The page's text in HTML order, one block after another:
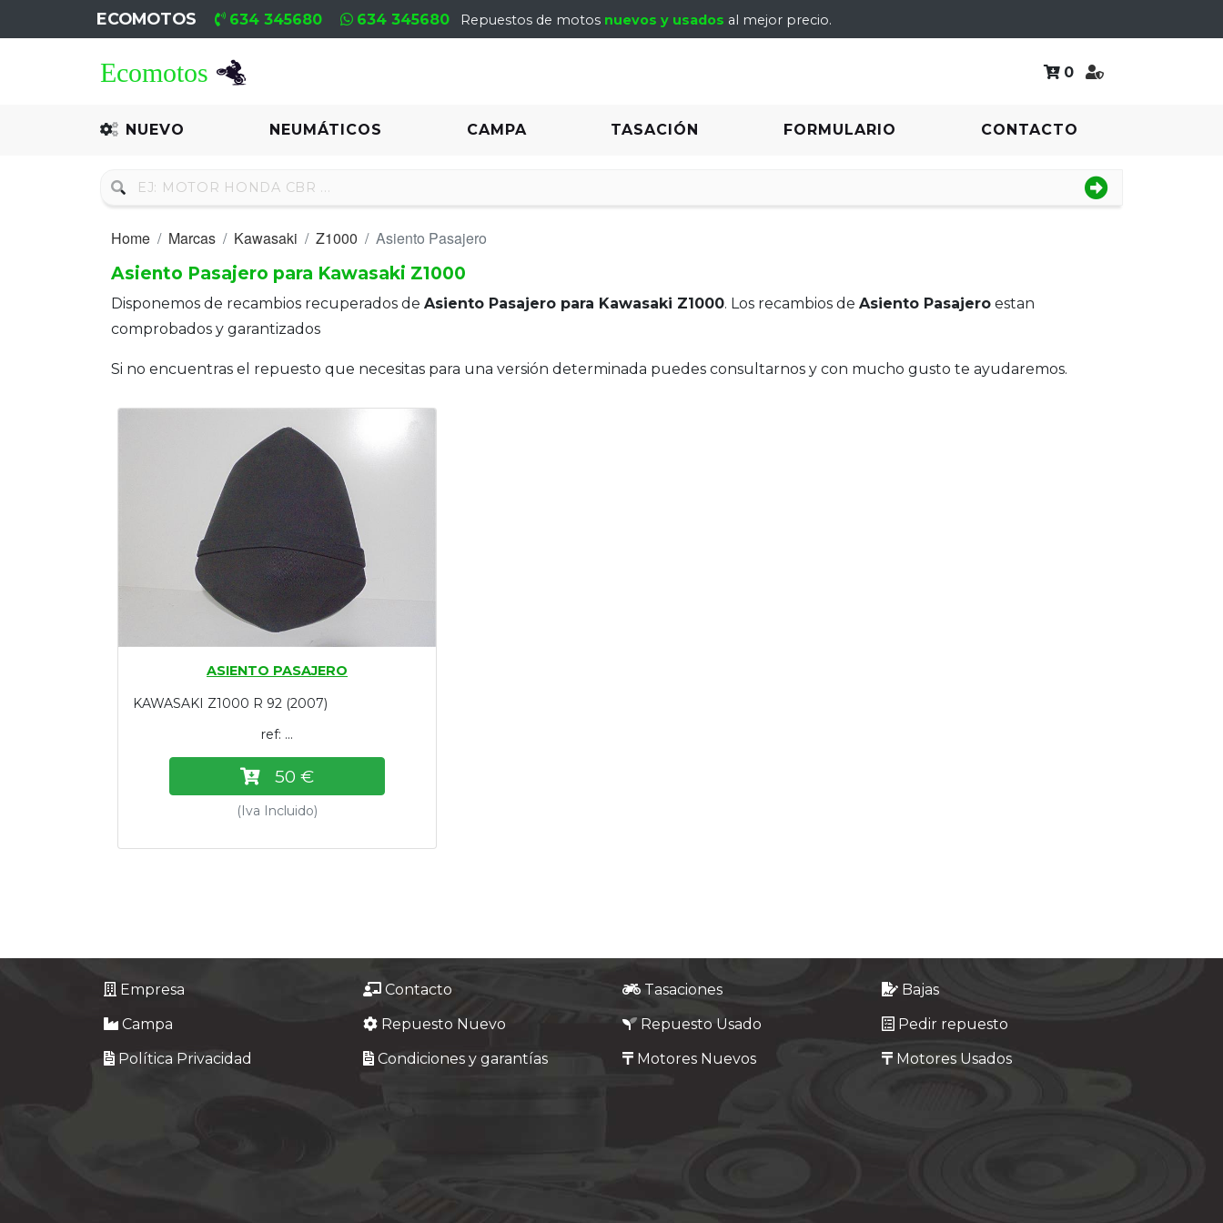
ECOMOTOS 634 345680 634 345680 Repuestos de motos nuevos y usados al mejor precio.
0
NUEVO NEUMÁTICOS CAMPA TASACIÓN FORMULARIO CONTACTO
Recambio
Neumáticos
Motores
Motores
Home Marcas Kawasaki Z1000
Asiento Pasajero
Asiento Pasajero para Kawasaki Z1000
Disponemos de recambios recuperados de Asiento Pasajero para Kawasaki Z1000. Los recambios de Asiento Pasajero estan
comprobados y garantizados
Si no encuentras el repuesto que necesitas para una versión determinada puedes consultarnos y con mucho gusto te ayudaremos.
ASIENTO PASAJERO
KAWASAKI Z1000 R 92 (2007)
ref: ...
50 €
(Iva Incluido)
Empresa Contacto Tasaciones
Bajas
Campa
Repuesto Nuevo Repuesto Usado
Pedir repuesto
Política Privacidad
Condiciones y garantías Motores Nuevos Motores Usados